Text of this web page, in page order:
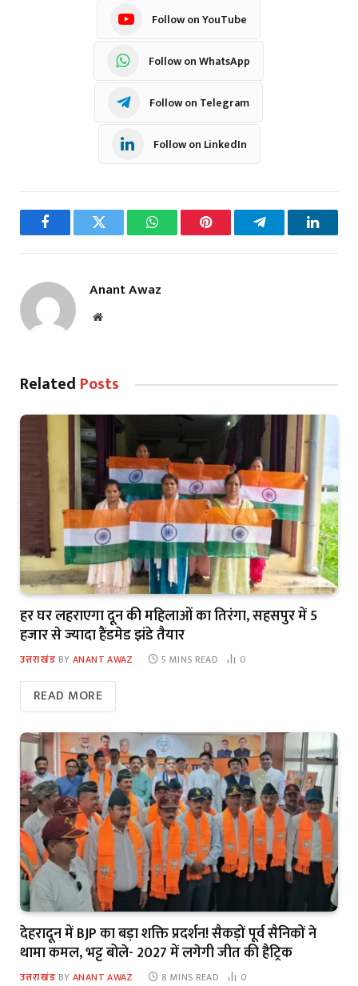
Follow on YouTube
Follow on WhatsApp
Follow on Telegram
Follow on LinkedIn
FacebookTwitter WhatsAppPinterest Telegram
Anant Awaz
Website
Related Posts
हर घर लहराएगा दून की महिलाओं का तिरंगा, सहसपुर में 5
हजार से ज्यादा हैंडमेड झंडे तैयार
उत्तराखंड BY ANANT AWAZ 5 MINS READ 0
READ MORE
देहरादून में BJP का बड़ा शक्ति प्रदर्शन! सैकड़ों पूर्व सैनिकों ने
थामा कमल, भट्ट बोले- 2027 में लगेगी जीत की हैट्रिक
उत्तराखंड BY ANANT AWAZ 8 MINS READ 0